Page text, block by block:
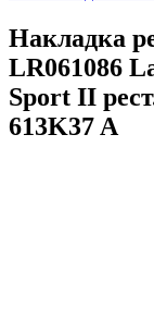
Накладка
LR061086
Sport II
613K37 A